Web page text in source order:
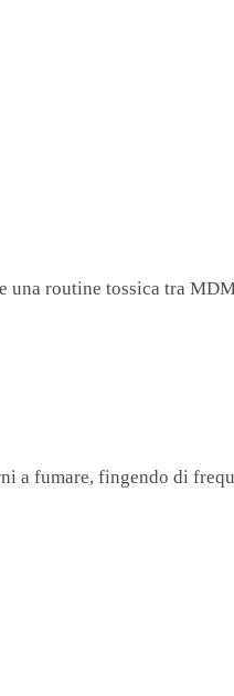
una routine tossica tra
a fumare, fingendo di